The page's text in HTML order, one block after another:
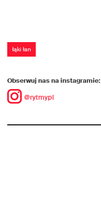
łąki łan
Obserwuj nas na instagramie:
@rytmypl